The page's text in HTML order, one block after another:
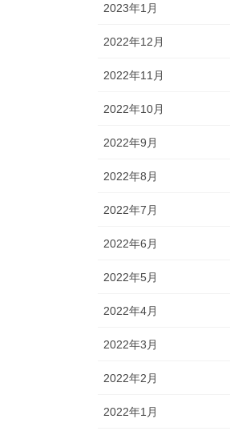
2023年1月
2022年12月
2022年11月
2022年10月
2022年9月
2022年8月
2022年7月
2022年6月
2022年5月
2022年4月
2022年3月
2022年2月
2022年1月